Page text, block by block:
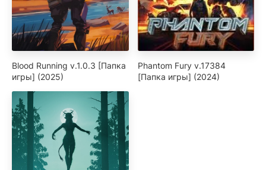
Blood Running v.1.0.3 [Папка
игры] (2025)
Phantom Fury v.17384
[Папка игры] (2024)